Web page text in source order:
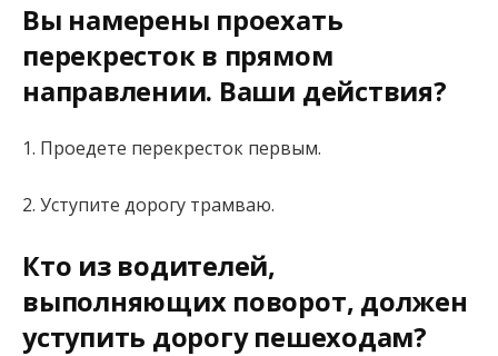
Вы намерены проехать
перекресток в прямом
направлении. Ваши действия?
1. Проедете перекресток первым.
2. Уступите дорогу трамваю.
Кто из водителей,
выполняющих поворот, должен
уступить дорогу пешеходам?